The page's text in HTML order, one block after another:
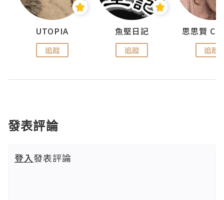
UTOPIA
追蹤
魚堅日記
追蹤 追蹤
發表評論
登入發表評論